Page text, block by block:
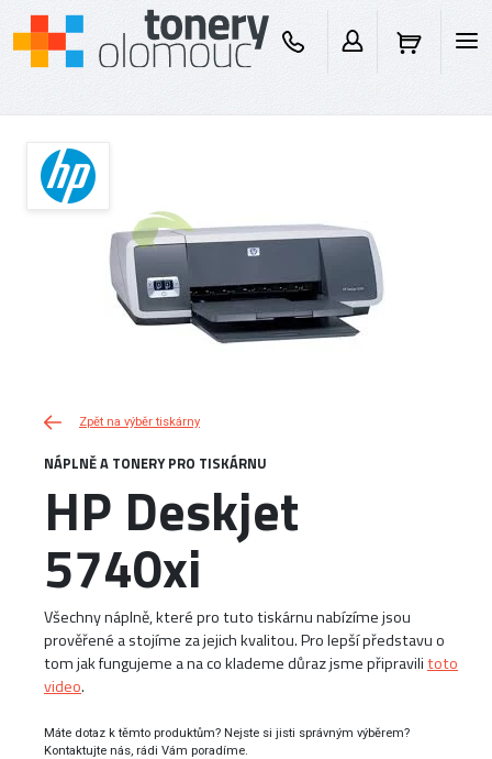
Zpět na výběr tiskárny
NÁPLNĚ A TONERY PRO TISKÁRNU
HP Deskjet
5740xi
Všechny náplně, které pro tuto tiskárnu nabízíme jsou
prověřené a stojíme za jejich kvalitou. Pro lepší představu o
tom jak fungujeme a na co klademe důraz jsme připravilitoto
video.
Máte dotaz k těmto produktům? Nejste si jisti správným výběrem?
Kontaktujte nás, rádi Vám poradíme.